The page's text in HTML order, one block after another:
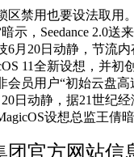
禁用也要设法取用
示，Seedance 2.0送
6月20日动静，节流
11全新设想，并初
会员用户“初始云盘
日动静，据21世纪
设想总监王倩暗
团官方网站信